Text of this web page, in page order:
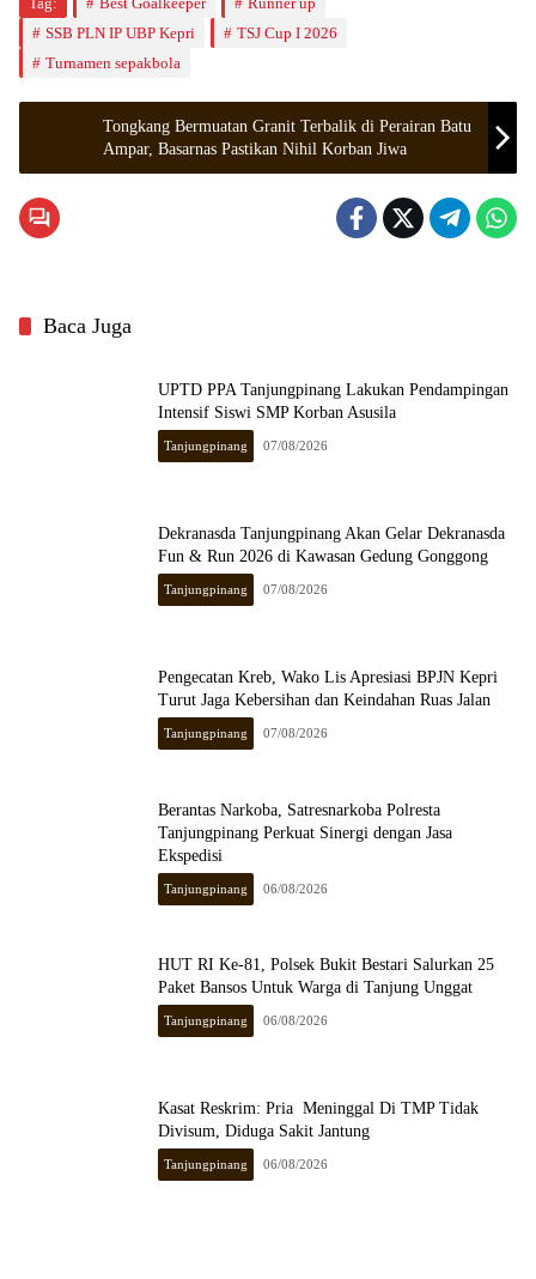
SSB PLN IP UBP Kepri
TSJ Cup I 2026
Turnamen sepakbola
Tongkang Bermuatan Granit Terbalik di Perairan Batu
Ampar, Basarnas Pastikan Nihil Korban Jiwa
Baca Juga
UPTD PPA Tanjungpinang Lakukan Pendampingan
Intensif Siswi SMP Korban Asusila
Tanjungpinang 07/08/2026
Dekranasda Tanjungpinang Akan Gelar Dekranasda
Fun & Run 2026 di Kawasan Gedung Gonggong
Tanjungpinang 07/08/2026
Pengecatan Kreb, Wako Lis Apresiasi BPJN Kepri
Turut Jaga Kebersihan dan Keindahan Ruas Jalan
Tanjungpinang 07/08/2026
Berantas Narkoba, Satresnarkoba Polresta
Tanjungpinang Perkuat Sinergi dengan Jasa
Ekspedisi
Tanjungpinang 06/08/2026
HUT RI Ke-81, Polsek Bukit Bestari Salurkan 25
Paket Bansos Untuk Warga di Tanjung Unggat
Tanjungpinang 06/08/2026
Kasat Reskrim: Pria Meninggal Di TMP Tidak
Divisum, Diduga Sakit Jantung
Tanjungpinang 06/08/2026